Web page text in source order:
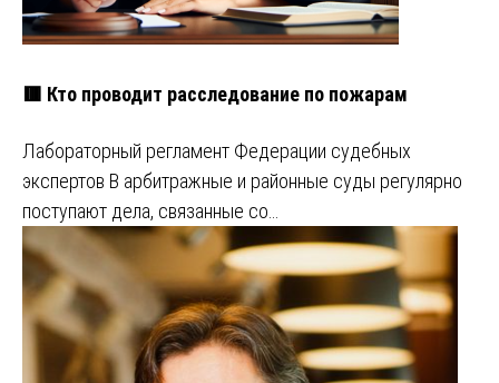
🟥 Кто проводит расследование по пожарам
Лабораторный регламент Федерации судебных
экспертов В арбитражные и районные суды регулярно
поступают дела, связанные со…